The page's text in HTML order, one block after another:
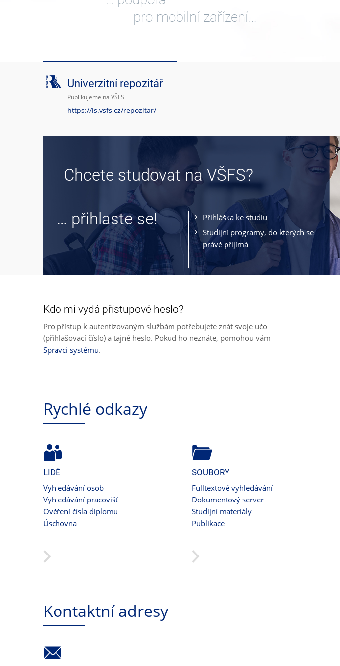
pro mobilní zařízení…
Univerzitní repozitář
Publikujeme na VŠFS
https://is.vsfs.cz/repozitar/
Chcete studovat na VŠFS?
… přihlaste se!
Přihláška ke studiu
Studijní programy, do kterých se
právě přijímá
Kdo mi vydá přístupové heslo?
Pro přístup k autentizovaným službám potřebujete znát svoje učo
(přihlašovací číslo) a tajné heslo. Pokud ho neznáte, pomohou vám
Správci systému.
Rychlé odkazy
LIDÉ
Vyhledávání osob
Vyhledávání pracovišť
Ověření čísla diplomu
Úschovna
SOUBORY
Fulltextové vyhledávání
Dokumentový server
Studijní materiály
Publikace
Kontaktní adresy